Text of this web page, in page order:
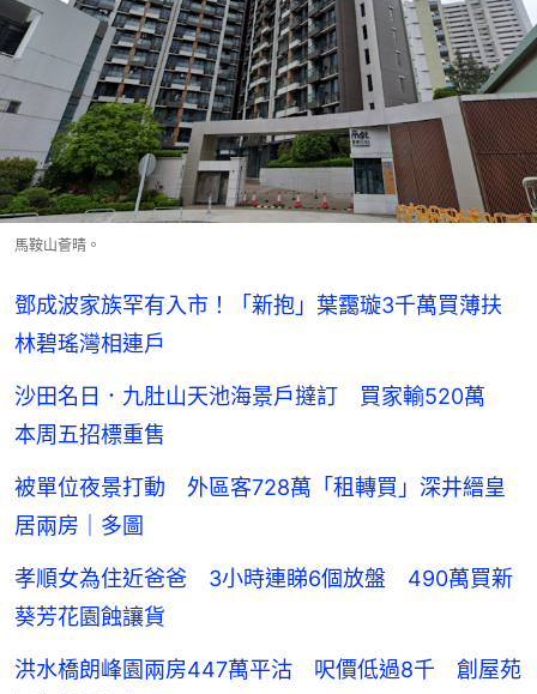
馬鞍山薈晴。
鄧成波家族罕有入市！「新抱」葉靄璇3千萬買薄扶
林碧瑤灣相連戶
沙田名日．九肚山天池海景戶撻訂 買家輸520萬
本周五招標重售
被單位夜景打動 外區客728萬「租轉買」深井縉皇
居兩房｜多圖
孝順女為住近爸爸 3小時連睇6個放盤 490萬買新
葵芳花園蝕讓貨
洪水橋朗峰園兩房447萬平沽 呎價低過8千 創屋苑